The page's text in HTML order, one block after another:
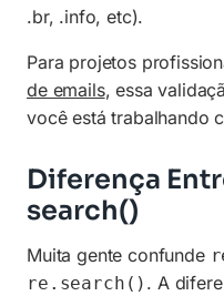
.br, .info, etc).
Para projetos
de emails, essa
você está trabalhando
Diferença
search()
Muita gente confunde
re.search() . A